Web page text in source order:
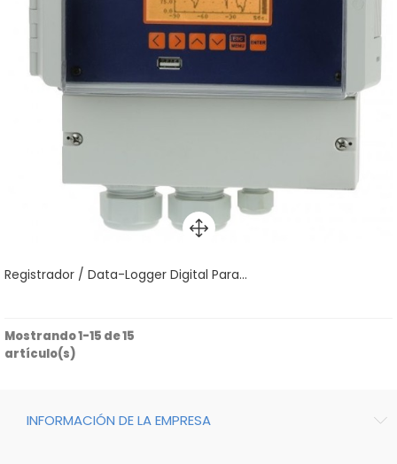
Registrador / Data-Logger Digital Para...
Mostrando 1-15 de 15
artículo(s)
INFORMACIÓN DE LA EMPRESA